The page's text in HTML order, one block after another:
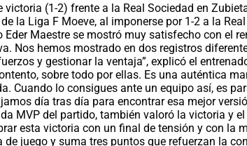
(1-2) frente a la Real Sociedad en
la Liga F Moeve, al imponerse por 1-2 a la
Maestre se mostró muy satisfecho con el
Nos hemos mostrado en dos registros
y gestionar la ventaja”, explicó el
sobre todo por ellas. Es una auténtica
Cuando lo consigues ante un equipo así, es
día tras día para encontrar esa mejor
MVP del partido, también valoró la victoria y
esta victoria con un final de tensión y con la
juego y suma tres puntos que refuerzan la